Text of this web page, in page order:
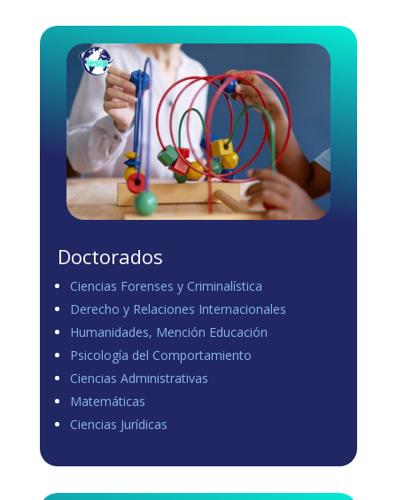
Load more
Doctorados
Ciencias Forenses y Criminalística
Derecho y Relaciones Internacionales
Humanidades, Mención Educación
Psicología del Comportamiento
Ciencias Administrativas
Matemáticas
Ciencias Jurídicas